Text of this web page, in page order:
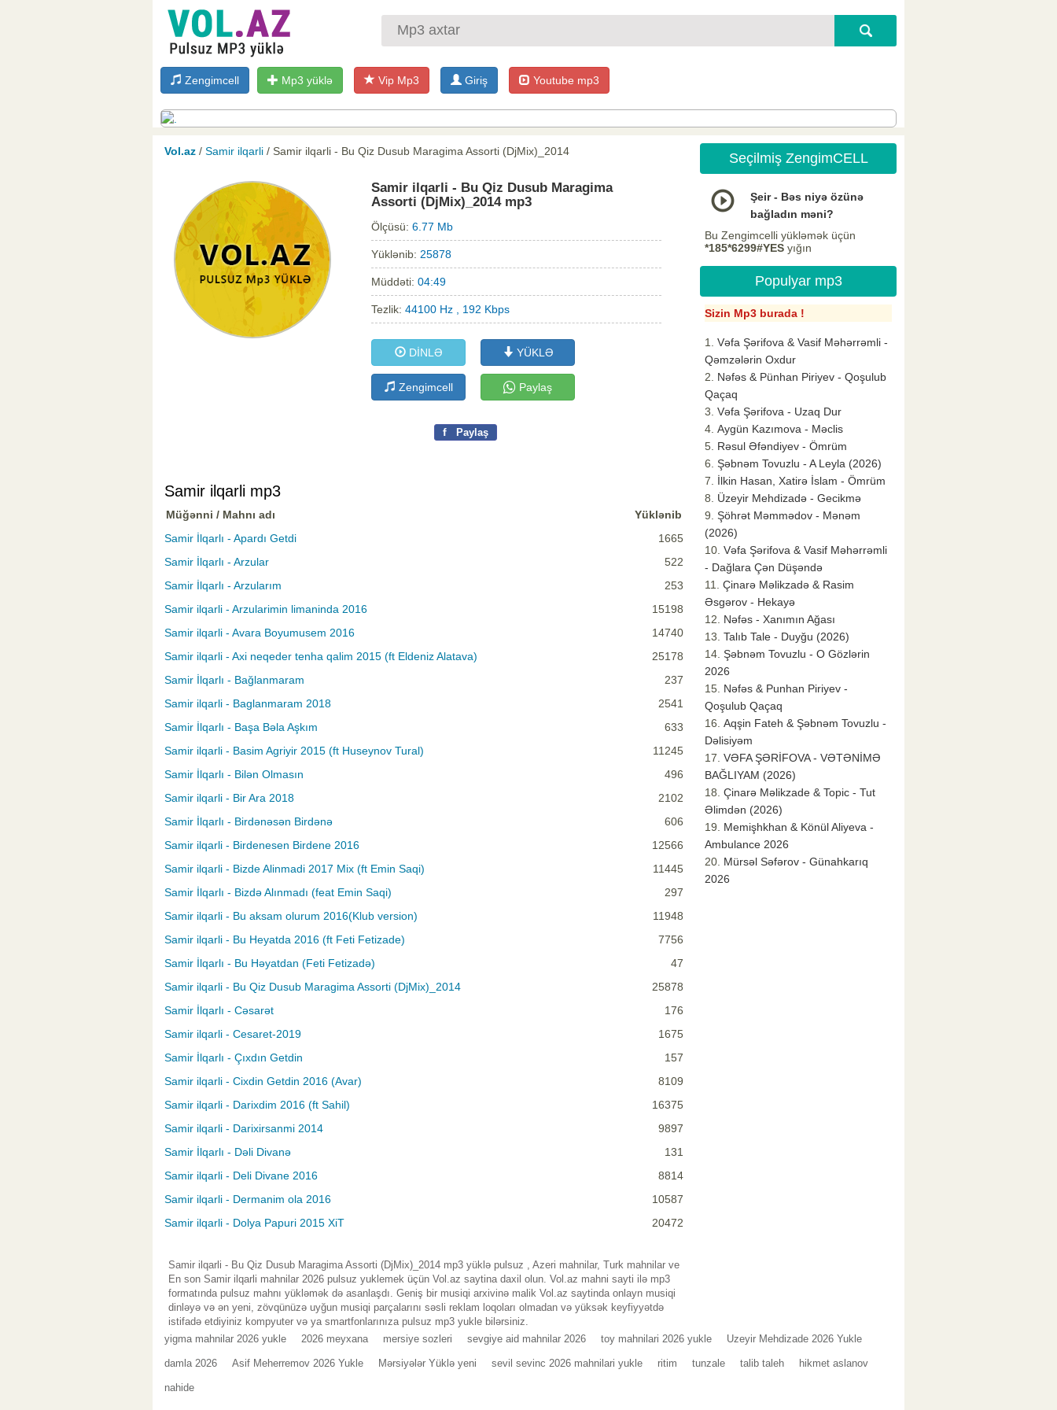
Zengimcell Mp3 yüklə Vip Mp3 Giriş Youtube mp3
Vol.az / Samir ilqarli / Samir ilqarli - Bu Qiz Dusub Maragima Assorti (DjMix)_2014
Samir ilqarli - Bu Qiz Dusub Maragima
Assorti (DjMix)_2014 mp3
Ölçüsü: 6.77 Mb
Yüklənib: 25878
Müddəti: 04:49
Tezlik: 44100 Hz , 192 Kbps
DİNLƏ YÜKLƏ
Zengimcell Paylaş
f Paylaş
Samir ilqarli mp3
Müğənni / Mahnı adı
Yüklənib
Samir İlqarlı - Apardı Getdi
1665
Samir İlqarlı - Arzular
522
Samir İlqarlı - Arzularım
253
Samir ilqarli - Arzularimin limaninda 2016
15198
Samir ilqarli - Avara Boyumusem 2016
14740
Samir ilqarli - Axi neqeder tenha qalim 2015 (ft Eldeniz Alatava)
25178
Samir İlqarlı - Bağlanmaram
237
Samir ilqarli - Baglanmaram 2018
2541
Samir İlqarlı - Başa Bəla Aşkım
633
Samir ilqarli - Basim Agriyir 2015 (ft Huseynov Tural)
11245
Samir İlqarlı - Bilən Olmasın
496
Samir ilqarli - Bir Ara 2018
2102
Samir İlqarlı - Birdənəsən Birdənə
606
Samir ilqarli - Birdenesen Birdene 2016
12566
Samir ilqarli - Bizde Alinmadi 2017 Mix (ft Emin Saqi)
11445
Samir İlqarlı - Bizdə Alınmadı (feat Emin Saqi)
297
Samir ilqarli - Bu aksam olurum 2016(Klub version)
11948
Samir ilqarli - Bu Heyatda 2016 (ft Feti Fetizade)
7756
Samir İlqarlı - Bu Həyatdan (Feti Fetizadə)
47
Samir ilqarli - Bu Qiz Dusub Maragima Assorti (DjMix)_2014
25878
Samir İlqarlı - Cəsarət
176
Samir ilqarli - Cesaret-2019
1675
Samir İlqarlı - Çıxdın Getdin
157
Samir ilqarli - Cixdin Getdin 2016 (Avar)
8109
Samir ilqarli - Darixdim 2016 (ft Sahil)
16375
Samir ilqarli - Darixirsanmi 2014
9897
Samir İlqarlı - Dəli Divanə
131
Samir ilqarli - Deli Divane 2016
8814
Samir ilqarli - Dermanim ola 2016
10587
Samir ilqarli - Dolya Papuri 2015 XiT
20472
Samir ilqarli - Bu Qiz Dusub Maragima Assorti (DjMix)_2014 mp3 yüklə pulsuz , Azeri mahnilar, Turk mahnilar ve
En son Samir ilqarli mahnilar 2026 pulsuz yuklemek üçün Vol.az saytina daxil olun. Vol.az mahni sayti ilə mp3
formatında pulsuz mahnı yükləmək də asanlaşdı. Geniş bir musiqi arxivinə malik Vol.az saytinda onlayn musiqi
dinləyə və ən yeni, zövqünüzə uyğun musiqi parçalarını səsli reklam loqoları olmadan və yüksək keyfiyyətdə
istifadə etdiyiniz kompyuter və ya smartfonlarınıza pulsuz mp3 yukle bilərsiniz.
Seçilmiş ZengimCELL
Şeir - Bəs niyə özünə
bağladın məni?
Bu Zengimcelli yükləmək üçün
*185*6299#YES yığın
Populyar mp3
Sizin Mp3 burada !
Vəfa Şərifova & Vasif Məhərrəmli -
Qəmzələrin Oxdur
Nəfəs & Pünhan Piriyev - Qoşulub
Qaçaq
Vəfa Şərifova - Uzaq Dur
Aygün Kazımova - Məclis
Rəsul Əfəndiyev - Ömrüm
Şəbnəm Tovuzlu - A Leyla (2026)
İlkin Hasan, Xatirə İslam - Ömrüm
Üzeyir Mehdizadə - Gecikmə
Şöhrət Məmmədov - Mənəm
(2026)
Vəfa Şərifova & Vasif Məhərrəmli
- Dağlara Çən Düşəndə
Çinarə Məlikzadə & Rasim
Əsgərov - Hekayə
Nəfəs - Xanımın Ağası
Talıb Tale - Duyğu (2026)
Şəbnəm Tovuzlu - O Gözlərin
2026
Nəfəs & Punhan Piriyev -
Qoşulub Qaçaq
Aqşin Fateh & Şəbnəm Tovuzlu -
Dəlisiyəm
VƏFA ŞƏRİFOVA - VƏTƏNİMƏ
BAĞLIYAM (2026)
Çinarə Məlikzade & Topic - Tut
Əlimdən (2026)
Memişhkhan & Könül Aliyeva -
Ambulance 2026
Mürsəl Səfərov - Günahkarıq
2026
yigma mahnilar 2026 yukle 2026 meyxana mersiye sozleri sevgiye aid mahnilar 2026 toy mahnilari 2026 yukle Uzeyir Mehdizade 2026 Yukle
damla 2026 Asif Meherremov 2026 Yukle Mərsiyələr Yüklə yeni sevil sevinc 2026 mahnilari yukle ritim tunzale talib taleh hikmet aslanov
nahide